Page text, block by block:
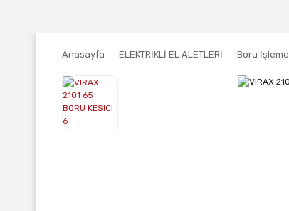
Anasayfa ELEKTRİKLİ EL ALETLERİ Boru İşleme